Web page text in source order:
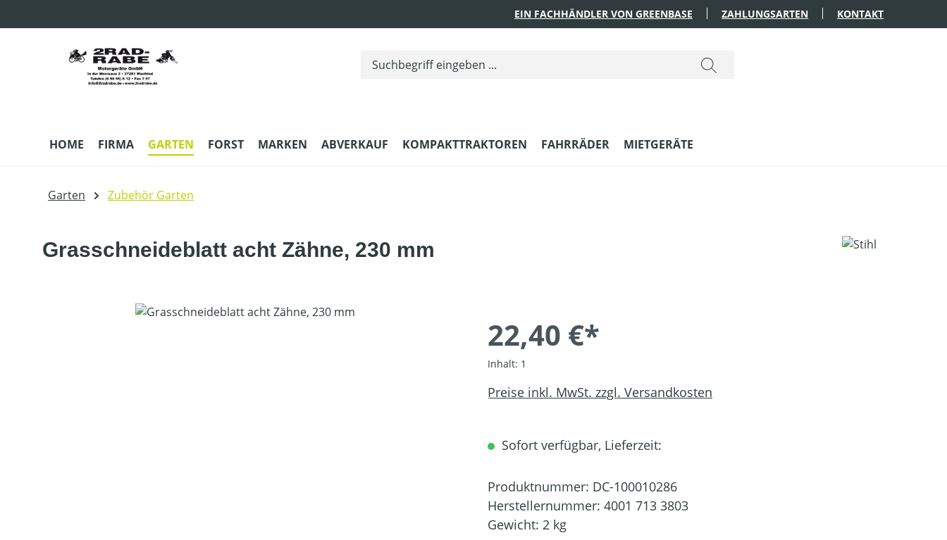
EIN FACHHÄNDLER VON GREENBASE ZAHLUNGSARTEN KONTAKT
HOME FIRMA GARTEN FORST MARKEN ABVERKAUF KOMPAKTTRAKTOREN FAHRRÄDER MIETGERÄTE
Garten Zubehör Garten
Grasschneideblatt acht Zähne, 230 mm
Bildergalerie überspringen
22,40 €*
Inhalt: 1
Preise inkl. MwSt. zzgl. Versandkosten
Sofort verfügbar, Lieferzeit:
Produktnummer: DC-100010286
Herstellernummer: 4001 713 3803
Gewicht: 2 kg